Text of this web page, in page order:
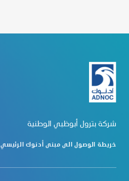
شركة بترول أبوظبي الوطنية
خريطة الوصول الى مبنى أدنوك الرئيسي